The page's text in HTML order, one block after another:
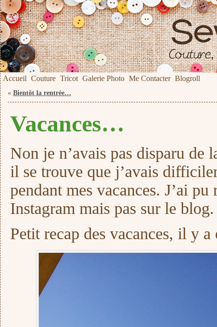
Accueil Couture Tricot Galerie Photo Me Contacter Blogroll
« Bientôt la rentrée…
Vacances…
Non je n’avais pas disparu de
il se trouve que j’avais
pendant mes vacances. J’ai
Instagram mais pas sur le blog.
Petit recap des vacances, il y